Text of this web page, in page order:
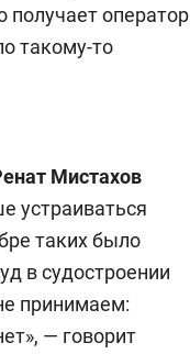
получает оператор
такому-то
Мистахов
устраиваться
таких было
в судостроении
принимаем:
— говорит